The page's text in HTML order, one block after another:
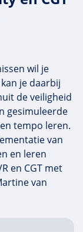
wil je
je daarbij
de veiligheid
gesimuleerde
tempo leren.
van
en leren
en CGT met
van